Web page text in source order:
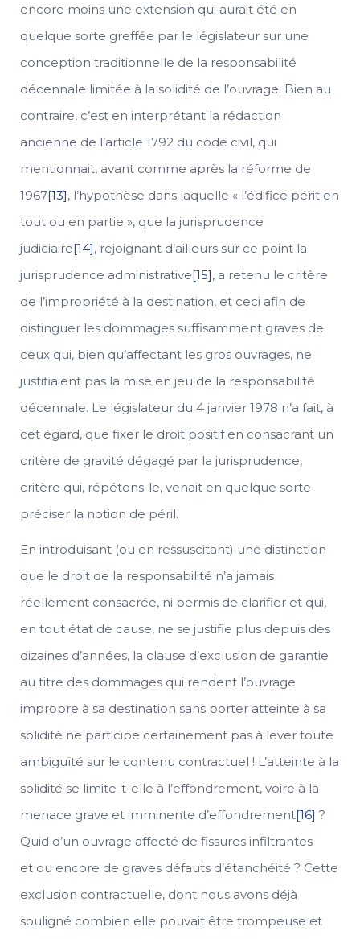
encore moins une extension qui aurait été en
quelque sorte greffée par le législateur sur une
conception traditionnelle de la responsabilité
décennale limitée à la solidité de l’ouvrage. Bien au
contraire, c’est en interprétant la rédaction
ancienne de l’article 1792 du code civil, qui
mentionnait, avant comme après la réforme de
1967[13], l’hypothèse dans laquelle « l’édifice périt en
tout ou en partie », que la jurisprudence
judiciaire[14], rejoignant d’ailleurs sur ce point la
jurisprudence administrative[15], a retenu le critère
de l’impropriété à la destination, et ceci afin de
distinguer les dommages suffisamment graves de
ceux qui, bien qu’affectant les gros ouvrages, ne
justifiaient pas la mise en jeu de la responsabilité
décennale. Le législateur du 4 janvier 1978 n’a fait, à
cet égard, que fixer le droit positif en consacrant un
critère de gravité dégagé par la jurisprudence,
critère qui, répétons-le, venait en quelque sorte
préciser la notion de péril.
En introduisant (ou en ressuscitant) une distinction
que le droit de la responsabilité n’a jamais
réellement consacrée, ni permis de clarifier et qui,
en tout état de cause, ne se justifie plus depuis des
dizaines d’années, la clause d’exclusion de garantie
au titre des dommages qui rendent l’ouvrage
impropre à sa destination sans porter atteinte à sa
solidité ne participe certainement pas à lever toute
ambiguïté sur le contenu contractuel ! L’atteinte à la
solidité se limite-t-elle à l’effondrement, voire à la
menace grave et imminente d’effondrement[16] ?
Quid d’un ouvrage affecté de fissures infiltrantes
et ou encore de graves défauts d’étanchéité ? Cette
exclusion contractuelle, dont nous avons déjà
souligné combien elle pouvait être trompeuse et